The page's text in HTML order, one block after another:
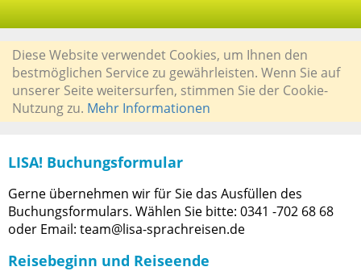
Diese Website verwendet Cookies, um Ihnen den
bestmöglichen Service zu gewährleisten. Wenn Sie auf
unserer Seite weitersurfen, stimmen Sie der Cookie-
Nutzung zu. Mehr Informationen
LISA! Buchungsformular
Gerne übernehmen wir für Sie das Ausfüllen des
Buchungsformulars. Wählen Sie bitte: 0341 -702 68 68
oder Email: team@lisa-sprachreisen.de
Reisebeginn und Reiseende